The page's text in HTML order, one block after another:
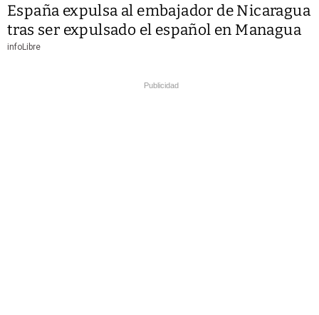
España expulsa al embajador de Nicaragua
tras ser expulsado el español en Managua
infoLibre
Publicidad